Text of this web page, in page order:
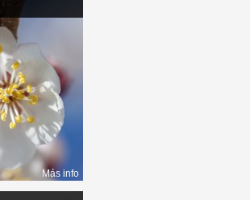
Más info